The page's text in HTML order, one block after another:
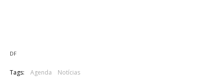
DF
Tags: Agenda Notícias